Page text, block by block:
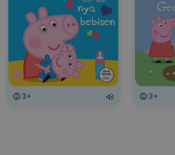
3+ 3+